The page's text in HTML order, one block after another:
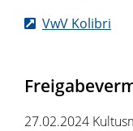
VwV Kolibri
27.02.2024